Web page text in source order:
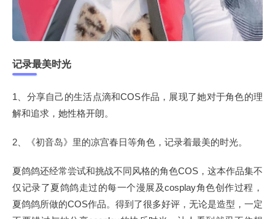
记录最美时光
1、分享自己的生活点滴和COS作品，展现了她对于角色的理
解和追求，她性格开朗。
2、《初音岛》里的凉宫春日等角色，记录着最美的时光。
夏鸽鸽还经常尝试和挑战不同风格的角色COS，这本作品集不
仅记录了夏鸽鸽走过的每一个漫展及cosplay角色创作过程，
夏鸽鸽所做的COS作品。得到了很多好评，无论是造型，一定